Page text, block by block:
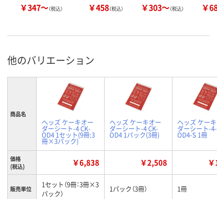
￥347～（税込） ￥458（税込） ￥303～（税込） ￥
他のバリエーション
商品名
ヘッズ ケーキオー
ダーシート-4 CK-
OD4 1セット(9冊:3
冊×3パック)
ヘッズ ケーキオー
ダーシート-4 CK-
OD4 1パック(3冊)
ヘッズ ケー
ダーシート-
OD4-S 1冊
価格
(税込)
￥6,838 ￥2,508
販売単位
1セット（9冊：3冊×3
パック）
1パック（3冊） 1冊